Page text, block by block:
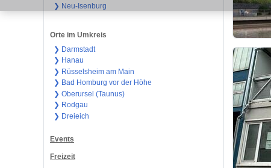
❯ Neu-Isenburg
Orte im Umkreis
❯ Darmstadt
❯ Hanau
❯ Rüsselsheim am Main
❯ Bad Homburg vor der Höhe
❯ Oberursel (Taunus)
❯ Rodgau
❯ Dreieich
Events
Freizeit